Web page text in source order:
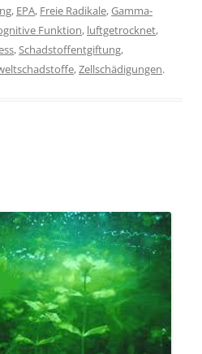
, EPA, Freie Radikale,Gamma-
Funktion, luftgetrocknet,
,Schadstoffentgiftung,
,Zellschädigungen.